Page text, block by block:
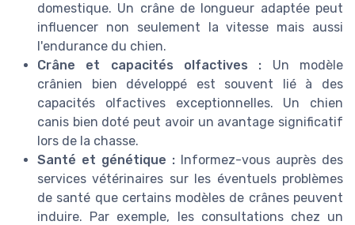
domestique. Un crâne de longueur adaptée peut
influencer non seulement la vitesse mais aussi
l'endurance du chien.
Crâne et capacités olfactives : Un modèle
crânien bien développé est souvent lié à des
capacités olfactives exceptionnelles. Un chien
canis bien doté peut avoir un avantage significatif
lors de la chasse.
Santé et génétique : Informez-vous auprès des
services vétérinaires sur les éventuels problèmes
de santé que certains modèles de crânes peuvent
induire. Par exemple, les consultations chez un